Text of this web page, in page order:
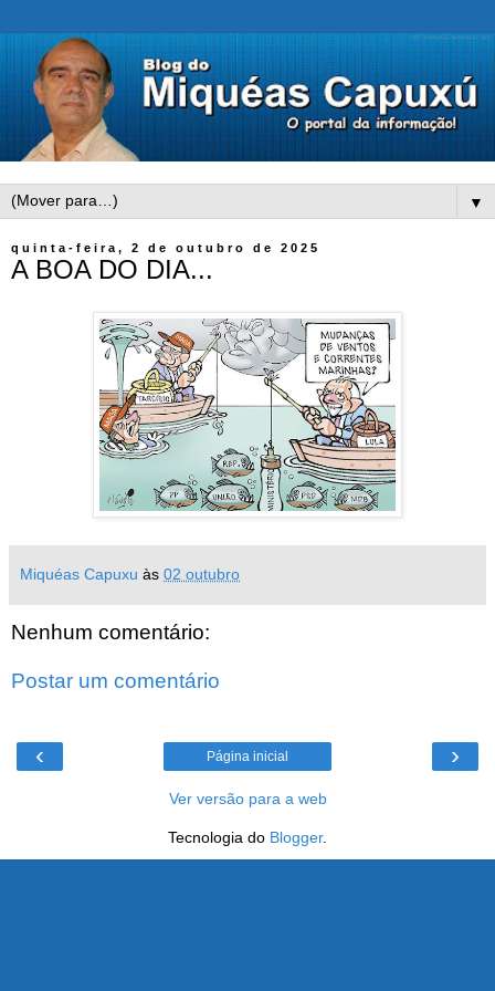
▼
quinta-feira, 2 de outubro de 2025
A BOA DO DIA...
Miquéas Capuxu às 02 outubro
Nenhum comentário:
Postar um comentário
‹ ›
Página inicial
Ver versão para a web
Tecnologia do Blogger.